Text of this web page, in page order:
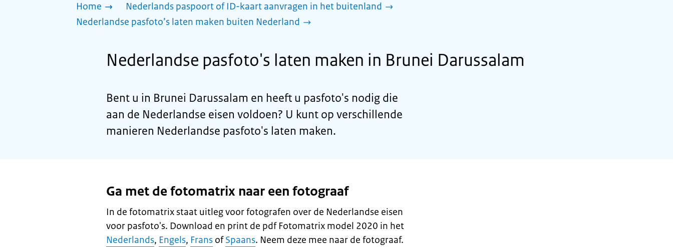
Home
Nederlands paspoort of ID-kaart aanvragen in het buitenland
Nederlandse pasfoto’s laten maken buiten Nederland
Nederlandse pasfoto's laten maken in Brunei Darussalam
Bent u in Brunei Darussalam en heeft u pasfoto's nodig die
aan de Nederlandse eisen voldoen? U kunt op verschillende
manieren Nederlandse pasfoto's laten maken.
Ga met de fotomatrix naar een fotograaf
In de fotomatrix staat uitleg voor fotografen over de Nederlandse eisen
voor pasfoto's. Download en print de pdf Fotomatrix model 2020 in het
Nederlands, Engels, Frans ofSpaans. Neem deze mee naar de fotograaf.